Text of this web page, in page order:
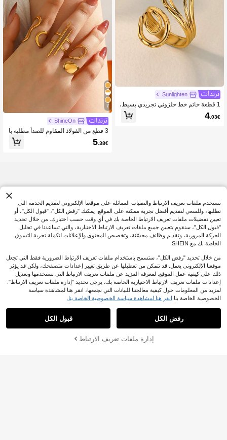
Sunlighten
1 قطعة خاتم خط حلزوني تجريدي بسيط،
مطلي بالذهب عيار 18K من الفولاذ المقا
وم للصدأ، حلقة مفتوحة، إكسسوار متعدد ا
4.03€
7
ShineOn
3 قطع من الفولاذ المقاوم للصدأ مطلية با
لذهب عيار 18 قيراط، مجموعة خواتم هند
سية بسيطة عصرية مناسبة لارتداء النساء
5.38€
أضف إلى عربة التسوق بنجاح
نستخدم ملفات تعريف الارتباط والتقنيات المماثلة على موقعنا الإلكتروني لتقديم الخدمة التي
تطلبها، وللسعي لتقديم أفضل تجربة ممكنة على الموقع. يمكنك "رفض الكل"، "قبول الكل"، أو
تعيين تفضيلات ملفات تعريف الارتباط الخاصة بك في أي وقت حسب اختيارك. من خلال تحديد
"قبول الكل"، سنقوم بتعيين جميع ملفات تعريف الارتباط الاختيارية، والتي تساعدنا في تحليل
الحركة المرورية، وتقديم وظائف محسّنة، وتخصيص المحتوى والإعلانات لتكملة تجربة التسوق
الخاصة بك مع SHEIN.
من خلال تحديد "رفض الكل"، ستسمح باستخدام ملفات تعريف الارتباط الضرورية فقط التي تجعل
موقعنا الإلكتروني يعمل. قد تتمكن من تعطيلها عن طريق تغيير إعدادات متصفحك، ولكن قد يؤثر
ذلك على كيفية عمل الموقع. لمعرفة المزيد عن ملفات تعريف الارتباط التي نستخدمها وتعديل
إعدادات ملفات تعريف الارتباط الاختيارية الخاصة بك، يرجى تحديد "إدارة ملفات تعريف الارتباط".
لمزيد من المعلومات حول كيفية معالجتنا للبيانات التي نجمعها، انقر هنا لمشاهدة سياسة
الخصوصية الخاصة بنا. انقر هنا لمشاهدة سياسة الخصوصية الخاصة بنا.
رفض الكل قبول الكل
إدارة ملفات تعريف الارتباط